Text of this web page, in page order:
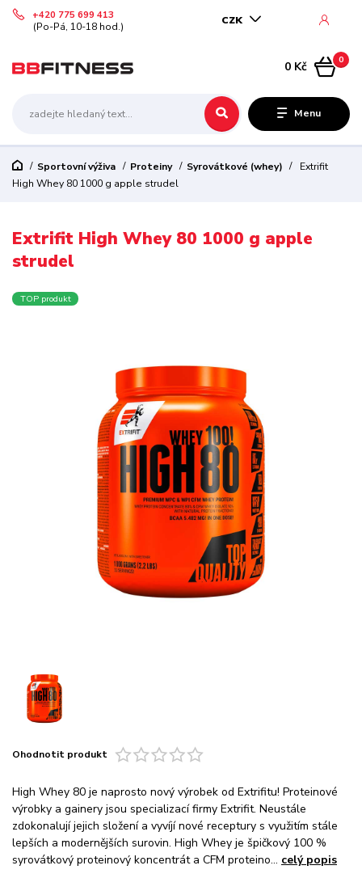
Menu
CZK
+420 775 699 413
(Po-Pá, 10-18 hod.)
0
0 Kč
Sportovní výživa Proteiny Syrovátkové (whey)
Extrifit
High Whey 80 1000 g apple strudel
Extrifit High Whey 80 1000 g apple
strudel
TOP produkt
Ohodnotit produkt
High Whey 80 je naprosto nový výrobek od Extrifitu! Proteinové
výrobky a gainery jsou specializací firmy Extrifit. Neustále
zdokonalují jejich složení a vyvíjí nové receptury s využitím stále
lepších a modernějších surovin. High Whey je špičkový 100 %
syrovátkový proteinový koncentrát a CFM proteino... celý popis